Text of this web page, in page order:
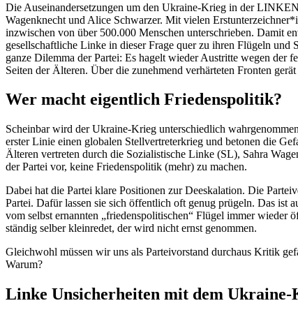
Die Auseinandersetzungen um den Ukraine-Krieg in der
Wagenknecht und Alice Schwarzer. Mit vielen
inzwischen von über 500.000 Menschen unterschrieben. Damit
gesellschaftliche Linke in dieser Frage quer zu ihren Flügeln
ganze Dilemma der Partei: Es hagelt wieder Austritte wegen
Seiten der Älteren. Über die zunehmend verhärteten Fronten
Wer macht eigentlich Friedenspolitik?
Scheinbar wird der Ukraine-Krieg unterschiedlich
erster Linie einen globalen Stellvertreterkrieg und betonen die
Älteren vertreten durch die Sozialistische Linke (SL), Sahra
der Partei vor, keine Friedenspolitik (mehr) zu machen.
Dabei hat die Partei klare Positionen zur Deeskalation. Die
Partei. Dafür lassen sie sich öffentlich oft genug prügeln. Das ist
vom selbst ernannten „friedenspolitischen“ Flügel immer
ständig selber kleinredet, der wird nicht ernst genommen.
Gleichwohl müssen wir uns als Parteivorstand durchaus Kritik
Warum?
Linke Unsicherheiten mit dem